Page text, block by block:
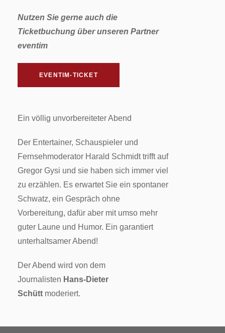
Nutzen Sie gerne auch die
Ticketbuchung über unseren Partner
eventim
EVENTIM-TICKET
Ein völlig unvorbereiteter Abend
Der Entertainer, Schauspieler und
Fernsehmoderator Harald Schmidt trifft auf
Gregor Gysi und sie haben sich immer viel
zu erzählen. Es erwartet Sie ein spontaner
Schwatz, ein Gespräch ohne
Vorbereitung, dafür aber mit umso mehr
guter Laune und Humor. Ein garantiert
unterhaltsamer Abend!
Der Abend wird von dem
Journalisten Hans-Dieter
Schütt moderiert.